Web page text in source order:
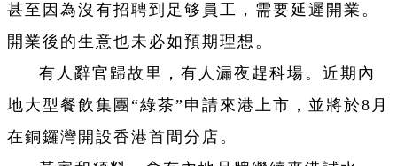
甚至因為沒有招聘到足够員工，需要延遲開業。
開業後的生意也未必如預期理想。
有人辭官歸故里，有人漏夜趕科場。近期內
地大型餐飲集團“綠茶”申請來港上市，並將於8月
在銅鑼灣開設香港首間分店。